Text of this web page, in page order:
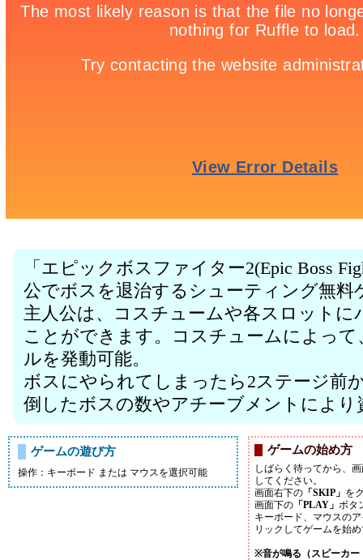
「エピックボスファイター2(Epic Boss
公でボスを退治するシューティング無料
主人公は、コスチュームや各スロットに
ことができます。コスチュームによっ
ルを発動可能。
ボスにやられてしまったら2ステージ前
倒したボスの数やアチーブメントにより
ゲームの遊び方
操作：キーボード または マウスを選択可能
ゲームの始め方
しばらく待ってから、
してください。
画面右下の 「SKIP」 を
画面下の 「PLAY」 ボタ
キーボード、マウスの
リックしてゲームを始
※音が鳴る（スピーカー